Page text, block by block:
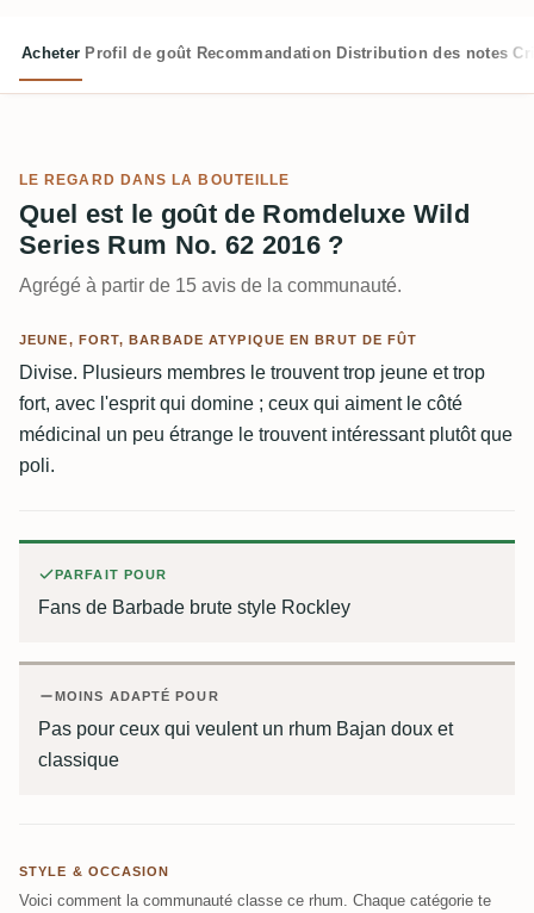
Acheter Profil de goût Recommandation Distribution des notes
LE REGARD DANS LA BOUTEILLE
Quel est le goût de Romdeluxe Wild
Series Rum No. 62 2016 ?
Agrégé à partir de 15 avis de la communauté.
JEUNE, FORT, BARBADE ATYPIQUE EN BRUT DE FÛT
Divise. Plusieurs membres le trouvent trop jeune et trop
fort, avec l'esprit qui domine ; ceux qui aiment le côté
médicinal un peu étrange le trouvent intéressant plutôt que
poli.
PARFAIT POUR
Fans de Barbade brute style Rockley
MOINS ADAPTÉ POUR
Pas pour ceux qui veulent un rhum Bajan doux et
classique
STYLE & OCCASION
Voici comment la communauté classe ce rhum. Chaque catégorie te